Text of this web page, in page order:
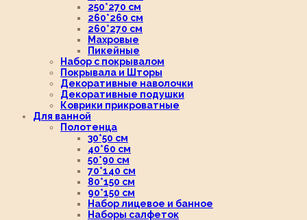
250*270 см
260*260 см
260*270 см
Махровые
Пикейные
Набор с покрывалом
Покрывала и Шторы
Декоративные наволочки
Декоративные подушки
Коврики прикроватные
Для ванной
Полотенца
30*50 см
40*60 см
50*90 см
70*140 см
80*150 см
90*150 см
Набор лицевое и банное
Наборы салфеток